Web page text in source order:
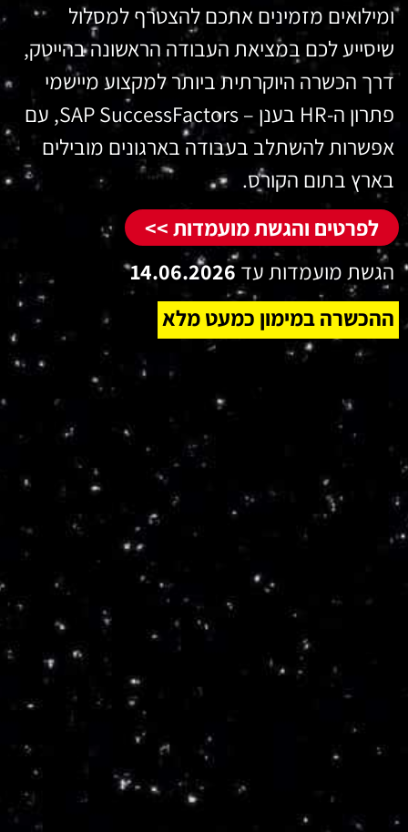
ומילואים מזמינים אתכם להצטרף למסלול
שיסייע לכם במציאת העבודה הראשונה בהייטק,
דרך הכשרה היוקרתית ביותר למקצוע מיישמי
פתרון ה-HR בענן – SAP SuccessFactors, עם
אפשרות להשתלב בעבודה בארגונים מובילים
בארץ בתום הקורס.
לפרטים והגשת מועמדות >>
הגשת מועמדות עד 14.06.2026
ההכשרה במימון כמעט מלא